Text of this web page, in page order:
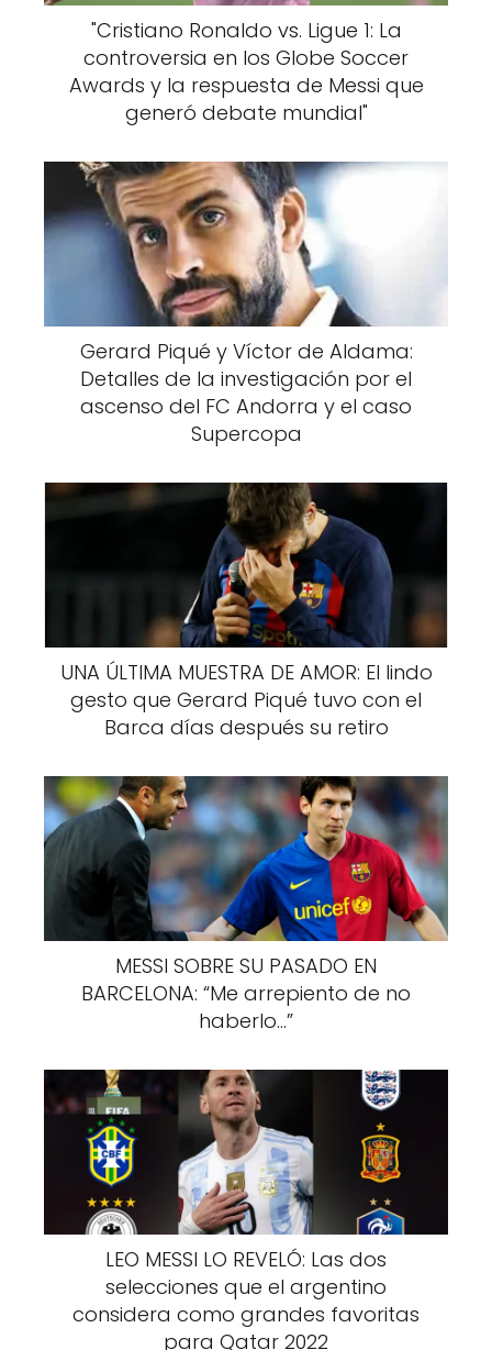
"Cristiano Ronaldo vs. Ligue 1: La
controversia en los Globe Soccer
Awards y la respuesta de Messi que
generó debate mundial"
Gerard Piqué y Víctor de Aldama:
Detalles de la investigación por el
ascenso del FC Andorra y el caso
Supercopa
UNA ÚLTIMA MUESTRA DE AMOR: El lindo
gesto que Gerard Piqué tuvo con el
Barca días después su retiro
MESSI SOBRE SU PASADO EN
BARCELONA: “Me arrepiento de no
haberlo…”
LEO MESSI LO REVELÓ: Las dos
selecciones que el argentino
considera como grandes favoritas
para Qatar 2022